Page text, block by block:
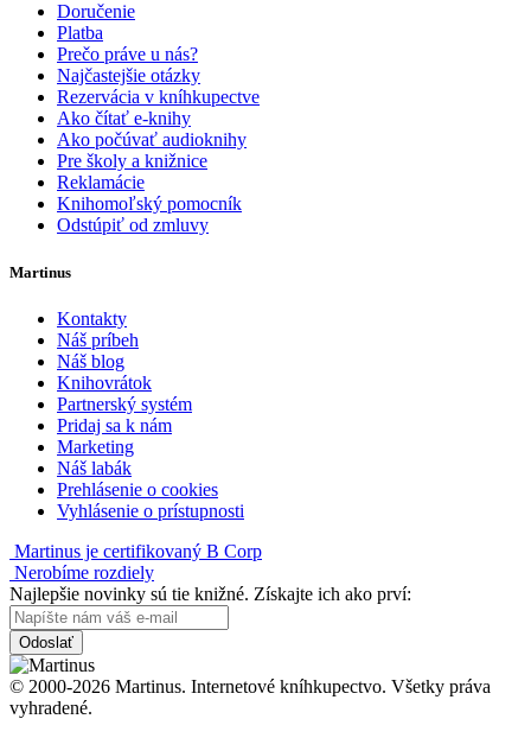
Doručenie
Platba
Prečo práve u nás?
Najčastejšie otázky
Rezervácia v kníhkupectve
Ako čítať e-knihy
Ako počúvať audioknihy
Pre školy a knižnice
Reklamácie
Knihomoľský pomocník
Odstúpiť od zmluvy
Martinus
Kontakty
Náš príbeh
Náš blog
Knihovrátok
Partnerský systém
Pridaj sa k nám
Marketing
Náš labák
Prehlásenie o cookies
Vyhlásenie o prístupnosti
Martinus je certifikovaný B Corp
Nerobíme rozdiely
Najlepšie novinky sú tie knižné. Získajte ich ako prví:
Odoslať
© 2000-2026 Martinus. Internetové kníhkupectvo. Všetky práva
vyhradené.